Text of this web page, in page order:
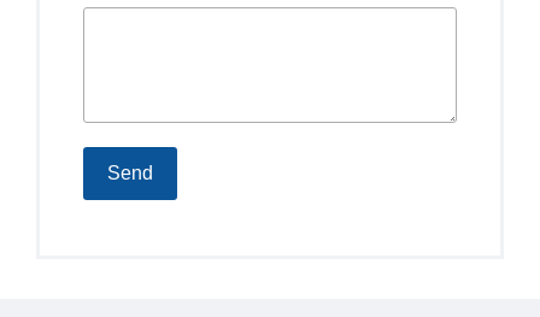
Send